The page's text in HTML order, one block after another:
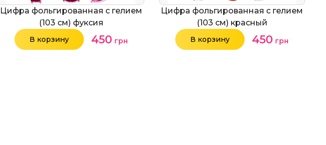
Цифра фольгированная с гелием
(103 см) фуксия
В корзину 450 грн
Цифра фольгированная с гелием
(103 см) красный
В корзину 450 грн